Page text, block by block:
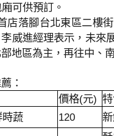
可供預訂。
店落腳台北東區二樓
威進經理表示，未來
地區為主，再往中、
：
價格(元)
蔬
120